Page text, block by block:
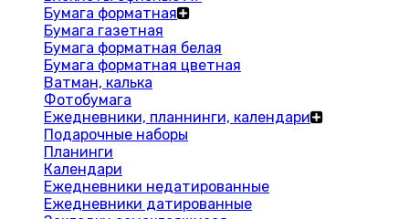
Бумага форматная
Бумага газетная
Бумага форматная белая
Бумага форматная цветная
Ватман, калька
Фотобумага
Ежедневники, планнинги, календари
Подарочные наборы
Планинги
Календари
Ежедневники недатированные
Ежедневники датированные